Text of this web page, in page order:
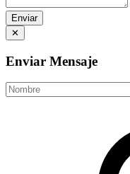
Enviar
✕
Enviar Mensaje